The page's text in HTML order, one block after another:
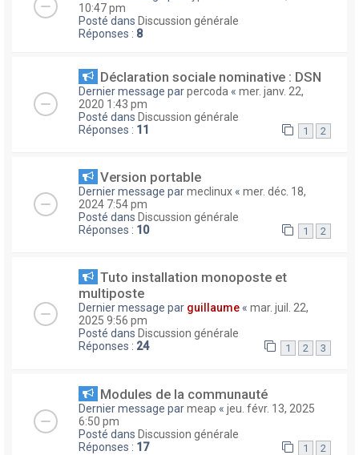
10:47 pm
Posté dans Discussion générale
Réponses : 8
Déclaration sociale nominative : DSN
Dernier message parpercoda « mer. janv. 22,
2020 1:43 pm
Posté dans Discussion générale
Réponses : 11 1 2
Version portable
Dernier message parmeclinux « mer. déc. 18,
2024 7:54 pm
Posté dans Discussion générale
Réponses : 10 1 2
Tuto installation monoposte et
multiposte
Dernier message par guillaume « mar. juil. 22,
2025 9:56 pm
Posté dans Discussion générale
Réponses : 24 1 2 3
Modules de la communauté
Dernier message parmeap « jeu. févr. 13, 2025
6:50 pm
Posté dans Discussion générale
Réponses : 17 1 2